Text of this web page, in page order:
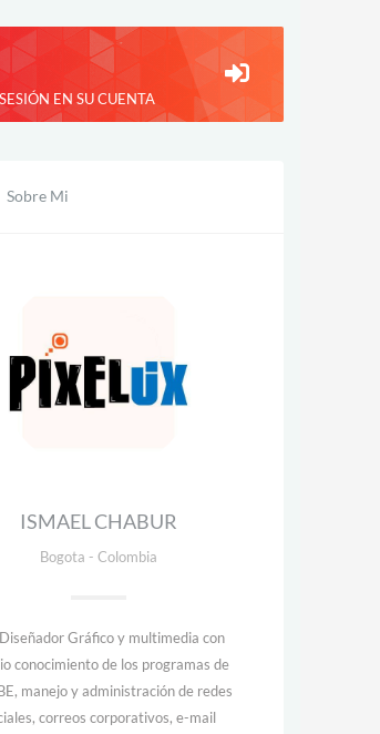
EN SU CUENTA
Sobre Mi
ISMAEL CHABUR
Bogota - Colombia
Gráfico y multimedia con
conocimiento de los programas de
manejo y administración de redes
correos corporativos, e-mail